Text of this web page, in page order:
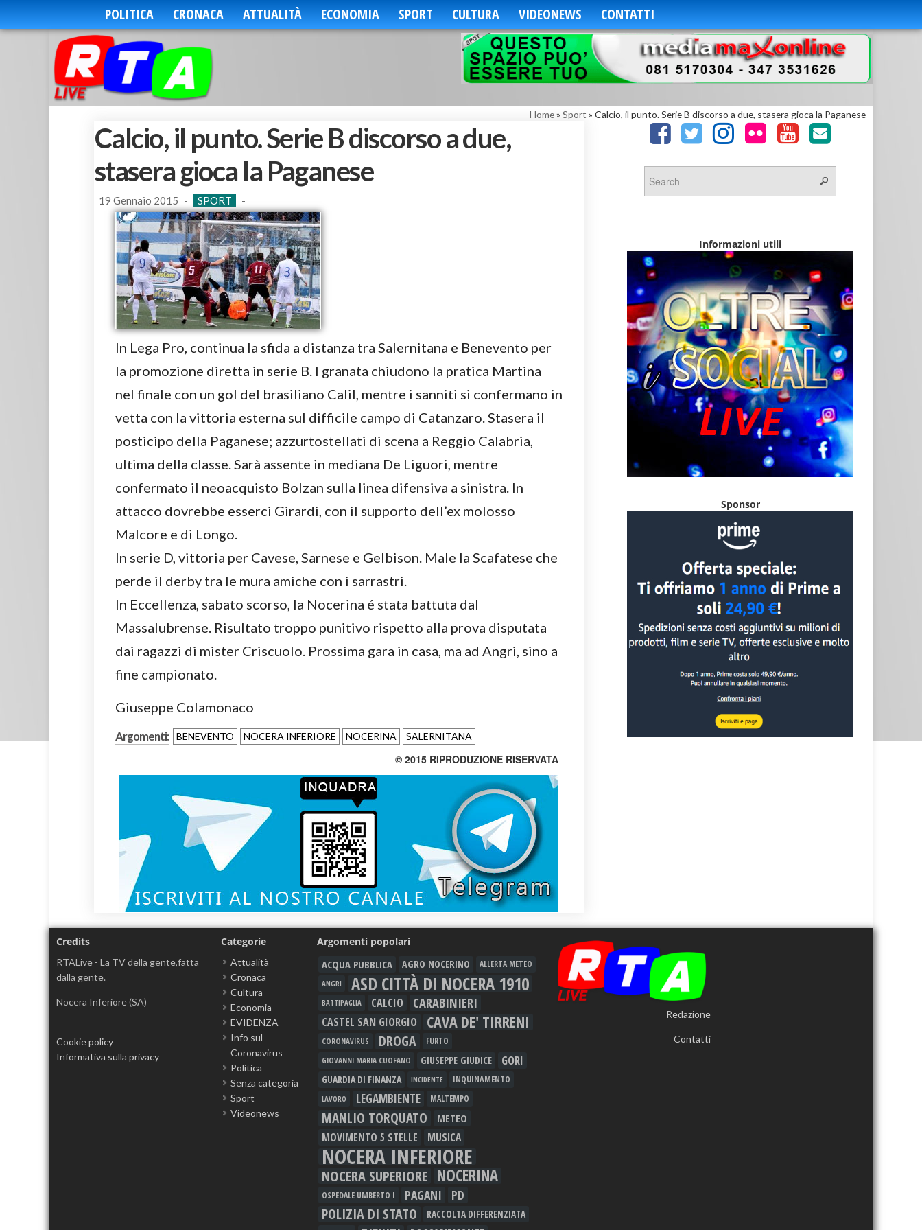
POLITICA CRONACA ATTUALITÀ ECONOMIA SPORT CULTURA VIDEONEWS CONTATTI
Home» Sport » Calcio, il punto. Serie B discorso a due, stasera gioca la Paganese
Calcio, il punto. Serie B discorso a due,
stasera gioca la Paganese
19 Gennaio 2015 - SPORT -
In Lega Pro, continua la sfida a distanza tra Salernitana e Benevento per
la promozione diretta in serie B. I granata chiudono la pratica Martina
nel finale con un gol del brasiliano Calil, mentre i sanniti si confermano in
vetta con la vittoria esterna sul difficile campo di Catanzaro. Stasera il
posticipo della Paganese; azzurtostellati di scena a Reggio Calabria,
ultima della classe. Sarà assente in mediana De Liguori, mentre
confermato il neoacquisto Bolzan sulla linea difensiva a sinistra. In
attacco dovrebbe esserci Girardi, con il supporto dell’ex molosso
Malcore e di Longo.
In serie D, vittoria per Cavese, Sarnese e Gelbison. Male la Scafatese che
perde il derby tra le mura amiche con i sarrastri.
In Eccellenza, sabato scorso, la Nocerina é stata battuta dal
Massalubrense. Risultato troppo punitivo rispetto alla prova disputata
dai ragazzi di mister Criscuolo. Prossima gara in casa, ma ad Angri, sino a
fine campionato.
Giuseppe Colamonaco
Argomenti: BENEVENTO NOCERA INFERIORE NOCERINA SALERNITANA
© 2015 RIPRODUZIONE RISERVATA
Informazioni utili
Sponsor
Credits
RTALive - La TV della gente,fatta
dalla gente.
Nocera Inferiore (SA)
Cookie policy
Informativa sulla privacy
Categorie
Attualità
Cronaca
Cultura
Economia
EVIDENZA
Info sul
Coronavirus
Politica
Senza categoria
Sport
Videonews
Argomenti popolari
ACQUA PUBBLICA AGRO NOCERINO
ALLERTA METEO
ANGRI
ASD CITTÀ DI NOCERA 1910
BATTIPAGLIA CALCIO CARABINIERI
CASTEL SAN GIORGIO CAVA DE' TIRRENI
CORONAVIRUS DROGA FURTO
GIOVANNI MARIA CUOFANO GIUSEPPE GIUDICE GORI
GUARDIA DI FINANZA INCIDENTE INQUINAMENTO
LAVORO LEGAMBIENTE MALTEMPO
MANLIO TORQUATO METEO
MOVIMENTO 5 STELLE MUSICA
NOCERA INFERIORE
NOCERA SUPERIORE NOCERINA
OSPEDALE UMBERTO I PAGANI PD
POLIZIA DI STATO RACCOLTA DIFFERENZIATA
Redazione
Contatti